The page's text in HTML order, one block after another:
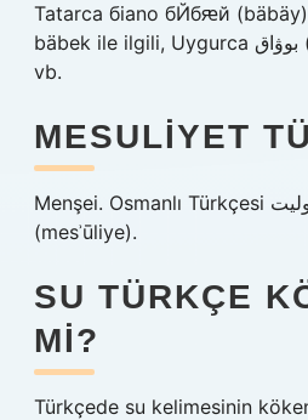
Tatarca бiano бЙбԙй
bäbek ile ilgili, Uygurca بوۋاق‎ (bowaq) ile eşanlamlı
vb.
MESULIYET
Menşei. Osmanlı Türkçesi مسئوليت‎, Arapça مَسْؤُولِيَة‎
(mesʾūliye).
SU TÜRKÇE
MI?
Türkçede su kelimesinin